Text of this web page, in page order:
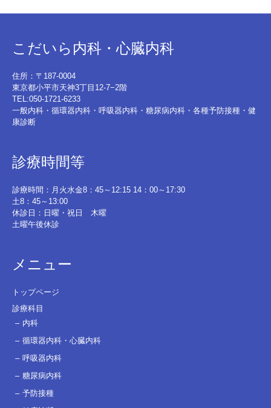
こだいら内科・心臓内科
住所：〒187-0004
東京都小平市天神3丁目12-7−2階
TEL:050-1721-6233
一般内科・循環器内科・呼吸器内科・糖尿病内科・各種予防接種・健
康診断
診療時間等
診療時間：月火水金8：45～12:15 14：00～17:30
土8：45～13:00
休診日：日曜・祝日 木曜
土曜午後休診
メニュー
トップページ
診療科目
内科
循環器内科・心臓内科
呼吸器内科
糖尿病内科
予防接種